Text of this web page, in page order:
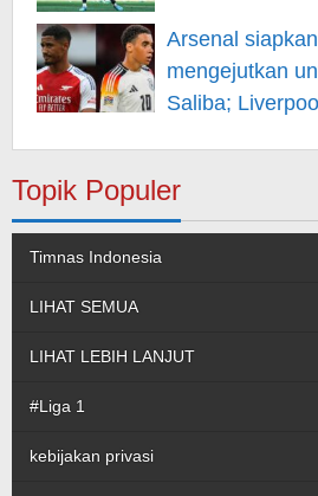
Arsenal
mengejutkan
Saliba;
Topik Populer
Timnas Indonesia
LIHAT SEMUA
LIHAT LEBIH LANJUT
#Liga 1
kebijakan privasi